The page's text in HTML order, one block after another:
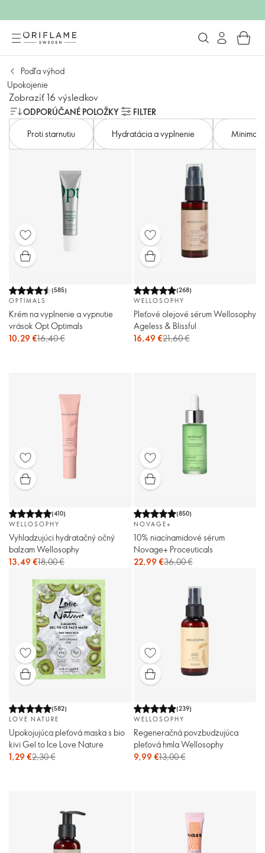
Podľa výhod
Upokojenie
Zobraziť 16 výsledkov
ODPORÚČANÉ POLOŽKY
FILTER
Proti starnutiu
Hydratácia a vyplnenie
(585)
OPTIMALS
Krém na vyplnenie a vypnutie
vrások Opt Optimals
10,29 €16,40 €
(268)
WELLOSOPHY
Pleťové olejové sérum Wellosophy
Ageless & Blissful
16,49 €21,60 €
(410)
WELLOSOPHY
Vyhladzujúci hydratačný očný
balzam Wellosophy
13,49 €18,00 €
(850)
NOVAGE+
10% niacínamidové sérum
Novage+ Proceuticals
22,99 €36,00 €
(582)
LOVE NATURE
Upokojujúca pleťová maska s bio
kivi Gel to Ice Love Nature
1,29 €2,30 €
(239)
WELLOSOPHY
Regeneračná povzbudzujúca
pleťová hmla Wellosophy
9,99 €13,00 €